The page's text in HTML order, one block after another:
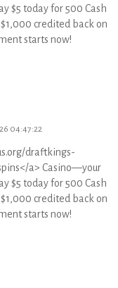
$5 today for 500 Cash
credited back on
starts now!
04:47:22
draftkings-
a> Casino—your
$5 today for 500 Cash
credited back on
starts now!